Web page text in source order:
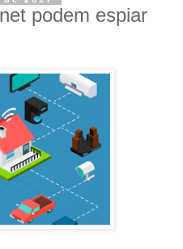
podem espiar